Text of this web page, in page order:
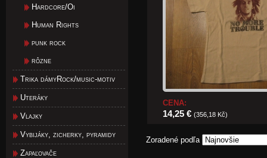
Hardcore/Oi
Human Rights
punk rock
rôzne
Trika dámyRock/music-motiv
Uteráky
Vlajky
Vybijáky, zicherky, pyramidy
Zapaľovače
CENA:
14,25 € (356,18 Kč)
Zoradené podľa